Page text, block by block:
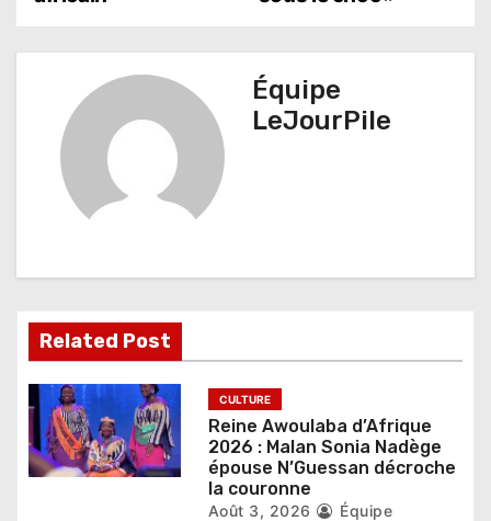
g
a
l
’
a
r
Équipe
LeJourPile
Related Post
CULTURE
Reine Awoulaba d’Afrique
2026 : Malan Sonia Nadège
épouse N’Guessan décroche
la couronne
Août 3, 2026
Équipe